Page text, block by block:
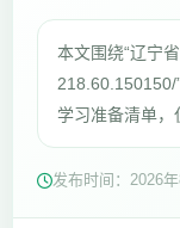
本文围绕“辽宁
218.60.150150/
学习准备清单，
发布时间： 2026